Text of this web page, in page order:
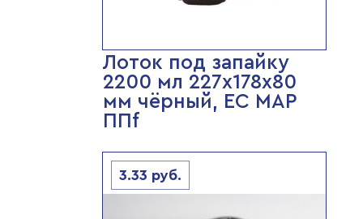
Лоток под запайку
2200 мл 227х178х80
мм чёрный, ЕС МАР
ППf
3.33 руб.